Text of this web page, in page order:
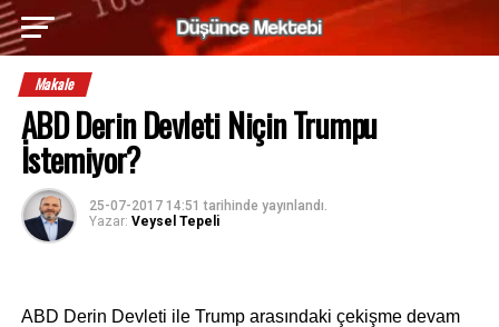
Makale
ABD Derin Devleti Niçin Trumpu
İstemiyor?
25-07-2017 14:51 tarihinde yayınlandı.
Yazar: Veysel Tepeli
ABD Derin Devleti ile Trump arasındaki çekişme devam